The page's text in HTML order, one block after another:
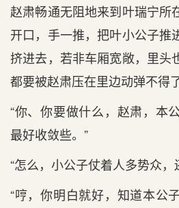
赵肃畅通无阻地来到叶瑞宁所
开口，手一推，把叶小公子推
挤进去，若非车厢宽敞，里头
都要被赵肃压在里边动弹不得了
“你、你要做什么，赵肃，本
最好收敛些。”
“怎么，小公子仗着人多势众
“哼，你明白就好，知道本公